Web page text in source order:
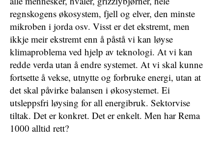
regnskogens økosystem, fjell og elver, den minste
mikroben i jorda osv. Visst er det ekstremt, men
ikkje meir ekstremt enn å påstå vi kan løyse
klimaproblema ved hjelp av teknologi. At vi kan
redde verda utan å endre systemet. At vi skal kunne
fortsette å vekse, utnytte og forbruke energi, utan at
det skal påvirke balansen i økosystemet. Ei
utsleppsfri løysing for all energibruk. Sektorvise
tiltak. Det er konkret. Det er enkelt. Men har Rema
1000 alltid rett?